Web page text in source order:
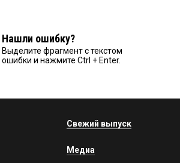
Нашли ошибку?
Выделите фрагмент с текстом
ошибки и нажмите Ctrl + Enter.
Свежий выпуск
Медиа